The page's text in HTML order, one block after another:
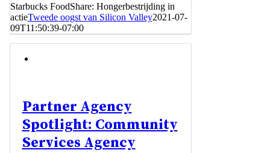
Starbucks FoodShare: Hongerbestrijding in
actieTweede oogst van Silicon Valley2021-07-
09T11:50:39-07:00
Partner Agency
Spotlight: Community
Services Agency